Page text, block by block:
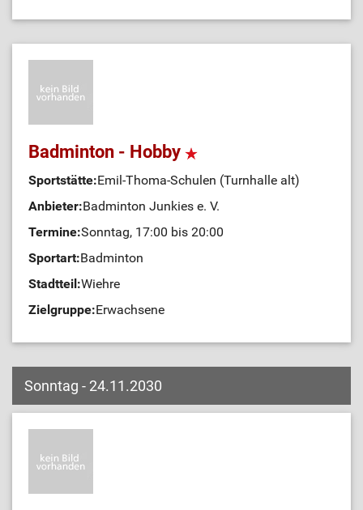
Badminton - Hobby
Sportstätte:Emil-Thoma-Schulen (Turnhalle alt)
Anbieter:Badminton Junkies e. V.
Termine:Sonntag, 17:00 bis 20:00
Sportart:Badminton
Stadtteil:Wiehre
Zielgruppe:Erwachsene
Sonntag - 24.11.2030